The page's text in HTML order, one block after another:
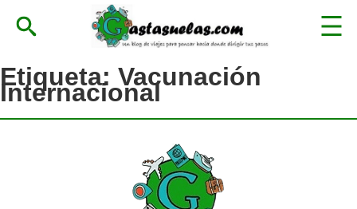
Etiqueta: Vacunación
Internacional